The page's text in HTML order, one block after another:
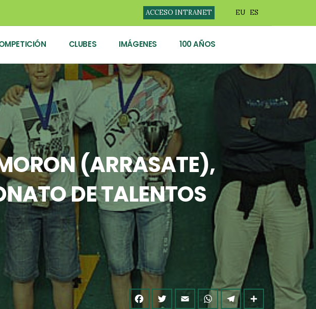
ACCESO INTRANET EU ES
CLUBES IMÁGENES 100 AÑOS
(ARRASATE),
DE TALENTOS